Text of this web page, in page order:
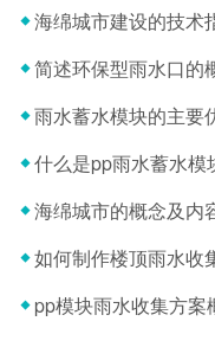
海绵城市建设的技术
简述环保型雨水口的
雨水蓄水模块的主要
什么是pp雨水蓄水模
海绵城市的概念及内
如何制作楼顶雨水收
pp模块雨水收集方案